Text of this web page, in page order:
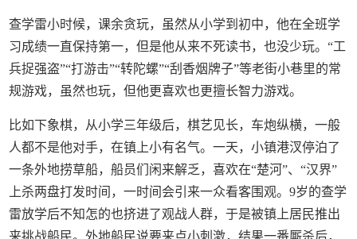
查学雷小时候，课余贪玩，虽然从小学到初中，他在全班学
习成绩一直保持第一，但是他从来不死读书，也没少玩。“工
兵捉强盗”“打游击”“转陀螺”“刮香烟牌子”等老街小巷里的常
规游戏，虽然也玩，但他更喜欢也更擅长智力游戏。
比如下象棋，从小学三年级后，棋艺见长，车炮纵横，一般
人都不是他对手，在镇上小有名气。一天，小镇港汊停泊了
一条外地捞草船，船员们闲来解乏，喜欢在“楚河”、“汉界”
上杀两盘打发时间，一时间会引来一众看客围观。9岁的查学
雷放学后不知怎的也挤进了观战人群，于是被镇上居民推出
来挑战船民。外地船民说要来点小刺激，结果一番厮杀后，